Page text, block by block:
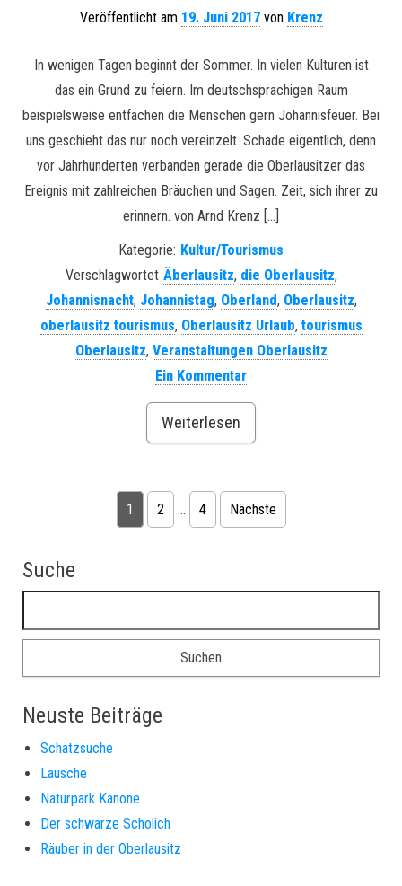
Veröffentlicht am 19. Juni 2017von Krenz
In wenigen Tagen beginnt der Sommer. In vielen Kulturen ist
das ein Grund zu feiern. Im deutschsprachigen Raum
beispielsweise entfachen die Menschen gern Johannisfeuer. Bei
uns geschieht das nur noch vereinzelt. Schade eigentlich, denn
vor Jahrhunderten verbanden gerade die Oberlausitzer das
Ereignis mit zahlreichen Bräuchen und Sagen. Zeit, sich ihrer zu
erinnern. von Arnd Krenz […]
Kategorie: Kultur/Tourismus
Verschlagwortet Äberlausitz, die Oberlausitz,
Johannisnacht, Johannistag, Oberland, Oberlausitz,
oberlausitz tourismus, Oberlausitz Urlaub, tourismus
Oberlausitz, Veranstaltungen Oberlausitz
Ein Kommentar
Weiterlesen
Seitennummerierung der Beiträge
1 2 … 4 Nächste
Suche
Neuste Beiträge
Schatzsuche
Lausche
Naturpark Kanone
Der schwarze Scholich
Räuber in der Oberlausitz